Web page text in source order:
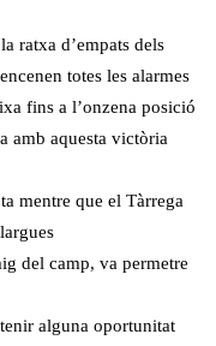
ratxa d’empats dels
totes les alarmes
fins a l’onzena posició
amb aquesta victòria
mentre que el Tàrrega
del camp, va permetre
alguna oportunitat